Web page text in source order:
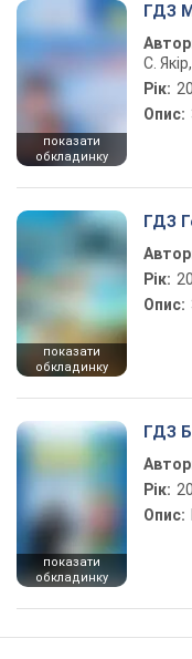
показати
обкладинку
ГДЗ
С.
Рік:
Опис:
показати
обкладинку
ГДЗ
Рік:
Опис:
показати
обкладинку
ГДЗ
Рік:
Опис: